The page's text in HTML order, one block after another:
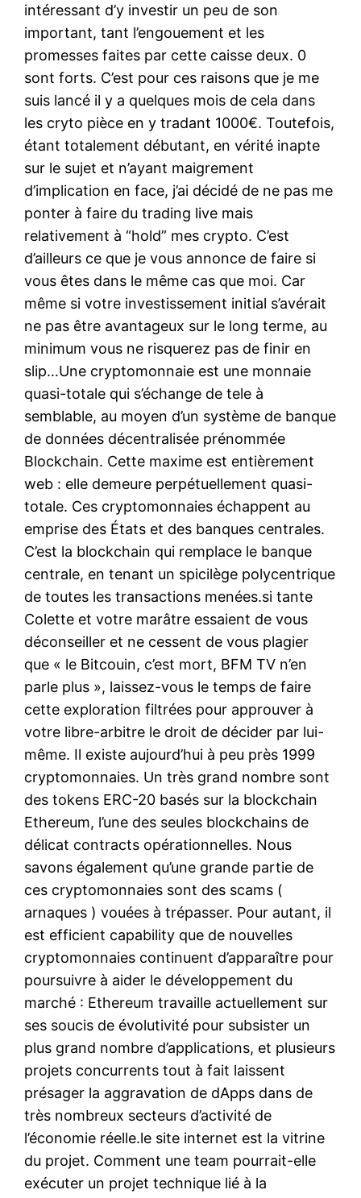
intéressant d’y investir un peu de son
important, tant l’engouement et les
promesses faites par cette caisse deux. 0
sont forts. C’est pour ces raisons que je me
suis lancé il y a quelques mois de cela dans
les cryto pièce en y tradant 1000€. Toutefois,
étant totalement débutant, en vérité inapte
sur le sujet et n’ayant maigrement
d’implication en face, j’ai décidé de ne pas me
ponter à faire du trading live mais
relativement à “hold” mes crypto. C’est
d’ailleurs ce que je vous annonce de faire si
vous êtes dans le même cas que moi. Car
même si votre investissement initial s’avérait
ne pas être avantageux sur le long terme, au
minimum vous ne risquerez pas de finir en
slip…Une cryptomonnaie est une monnaie
quasi-totale qui s’échange de tele à
semblable, au moyen d’un système de banque
de données décentralisée prénommée
Blockchain. Cette maxime est entièrement
web : elle demeure perpétuellement quasi-
totale. Ces cryptomonnaies échappent au
emprise des États et des banques centrales.
C’est la blockchain qui remplace le banque
centrale, en tenant un spicilège polycentrique
de toutes les transactions menées.si tante
Colette et votre marâtre essaient de vous
déconseiller et ne cessent de vous plagier
que « le Bitcouin, c’est mort, BFM TV n’en
parle plus », laissez-vous le temps de faire
cette exploration filtrées pour approuver à
votre libre-arbitre le droit de décider par lui-
même. Il existe aujourd’hui à peu près 1999
cryptomonnaies. Un très grand nombre sont
des tokens ERC-20 basés sur la blockchain
Ethereum, l’une des seules blockchains de
délicat contracts opérationnelles. Nous
savons également qu’une grande partie de
ces cryptomonnaies sont des scams (
arnaques ) vouées à trépasser. Pour autant, il
est efficient capability que de nouvelles
cryptomonnaies continuent d’apparaître pour
poursuivre à aider le développement du
marché : Ethereum travaille actuellement sur
ses soucis de évolutivité pour subsister un
plus grand nombre d’applications, et plusieurs
projets concurrents tout à fait laissent
présager la aggravation de dApps dans de
très nombreux secteurs d’activité de
l’économie réelle.le site internet est la vitrine
du projet. Comment une team pourrait-elle
exécuter un projet technique lié à la